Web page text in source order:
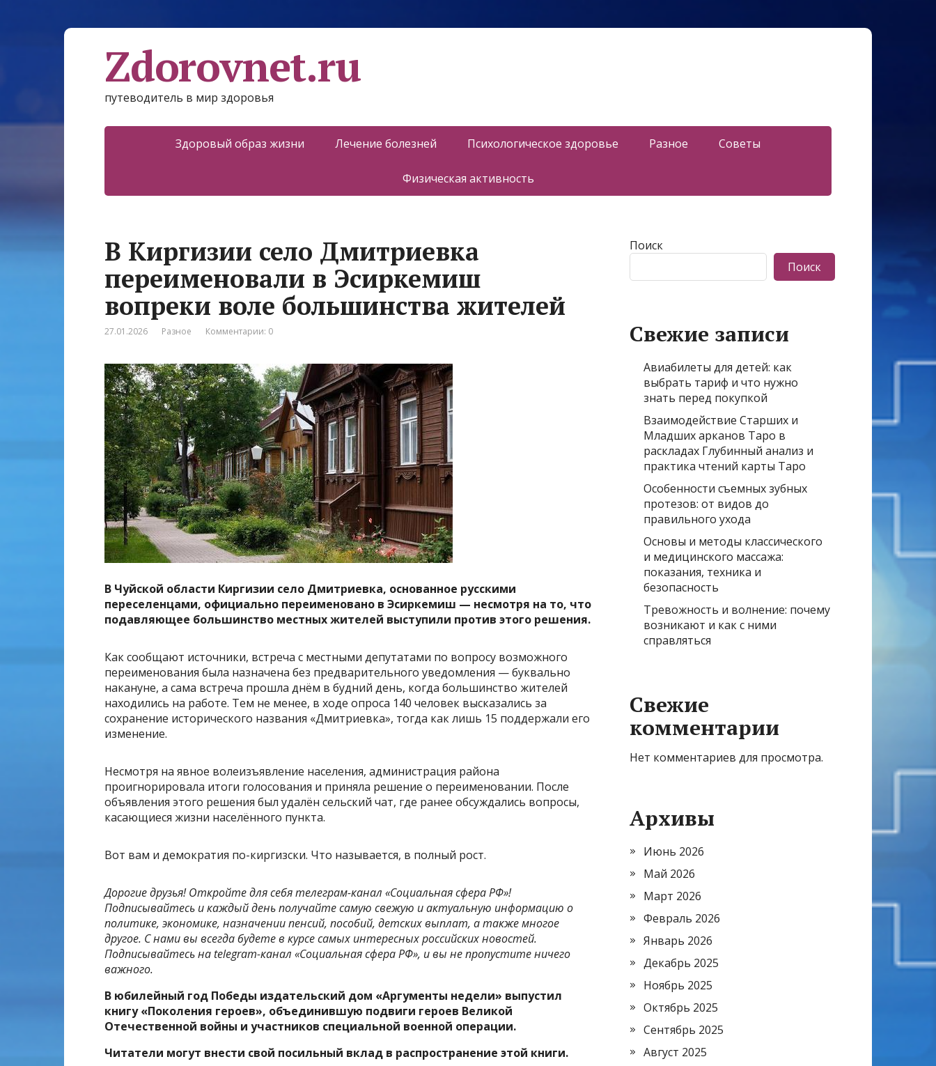
Zdorovnet.ru
путеводитель в мир здоровья
Здоровый образ жизни Лечение болезней Психологическое здоровье Разное Советы
Физическая активность
В Киргизии село Дмитриевка
переименовали в Эсиркемиш
вопреки воле большинства жителей
27.01.2026 Разное Комментарии: 0
В Чуйской области Киргизии село Дмитриевка, основанное русскими
переселенцами, официально переименовано в Эсиркемиш — несмотря на то, что
подавляющее большинство местных жителей выступили против этого решения.
Как сообщают источники, встреча с местными депутатами по вопросу возможного
переименования была назначена без предварительного уведомления — буквально
накануне, а сама встреча прошла днём в будний день, когда большинство жителей
находились на работе. Тем не менее, в ходе опроса 140 человек высказались за
сохранение исторического названия «Дмитриевка», тогда как лишь 15 поддержали его
изменение.
Несмотря на явное волеизъявление населения, администрация района
проигнорировала итоги голосования и приняла решение о переименовании. После
объявления этого решения был удалён сельский чат, где ранее обсуждались вопросы,
касающиеся жизни населённого пункта.
Вот вам и демократия по-киргизски. Что называется, в полный рост.
Дорогие друзья! Откройте для себя телеграм-канал «Социальная сфера РФ»!
Подписывайтесь и каждый день получайте самую свежую и актуальную информацию о
политике, экономике, назначении пенсий, пособий, детских выплат, а также многое
другое. С нами вы всегда будете в курсе самых интересных российских новостей.
Подписывайтесь на telegram-канал «Социальная сфера РФ», и вы не пропустите ничего
важного.
В юбилейный год Победы издательский дом «Аргументы недели» выпустил
книгу «Поколения героев», объединившую подвиги героев Великой
Отечественной войны и участников специальной военной операции.
Читатели могут внести свой посильный вклад в распространение этой книги.
Поиск
Поиск
Свежие записи
Авиабилеты для детей: как
выбрать тариф и что нужно
знать перед покупкой
Взаимодействие Старших и
Младших арканов Таро в
раскладах Глубинный анализ и
практика чтений карты Таро
Особенности съемных зубных
протезов: от видов до
правильного ухода
Основы и методы классического
и медицинского массажа:
показания, техника и
безопасность
Тревожность и волнение: почему
возникают и как с ними
справляться
Свежие
комментарии
Нет комментариев для просмотра.
Архивы
Июнь 2026
Май 2026
Март 2026
Февраль 2026
Январь 2026
Декабрь 2025
Ноябрь 2025
Октябрь 2025
Сентябрь 2025
Август 2025